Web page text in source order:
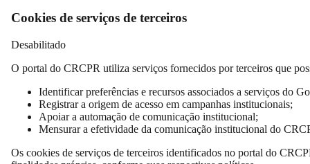
Cookies de serviços de terceiros
Desabilitado
O portal do CRCPR utiliza serviços fornecidos por terceiros que
Identificar preferências e recursos associados a serviços do
Registrar a origem de acesso em campanhas institucionais;
Apoiar a automação de comunicação institucional;
Mensurar a efetividade da comunicação institucional do
Os cookies de serviços de terceiros identificados no portal do